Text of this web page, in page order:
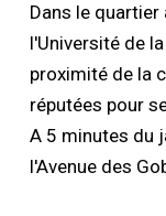
Dans le
l'Université de
proximité de la
réputées pour
A 5 minutes du
l'Avenue des